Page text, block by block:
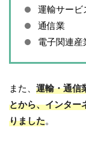
運輸サービ
通信業
電子関連産
また、 運輸・通信
とから、インター
りました。